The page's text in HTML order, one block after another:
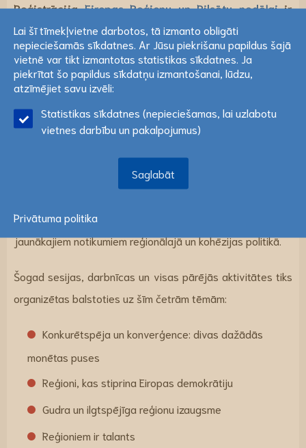
Lai šī tīmekļvietne darbotos, tā izmanto obligāti
nepieciešamās sīkdatnes. Ar Jūsu piekrišanu papildus šajā
vietnē var tikt izmantotas statistikas sīkdatnes. Ja
atzīmējiet savu izvēli:Lasīt vairāk
Saglabāt
ReģistrācijaEiropas Reģionu un Pilsētu nedēļaiir
atvērta! Tas ir lielākais ikgadējais pasākums, kas
veltīts reģioniem, pilsētām un Eiropas kohēzijas
politikai. Nedēļas laikā norisināsies ap 200 dažādu
sesiju, darbnīcu, kā arī būs sadarbības iespējas un
citas aktivitātes. Aicinām iepazīsties ar programmu
un pieteikties sev interesējošām sesijām.
Pasākuma laikā būs iespējams apmainīties ar idejām,
savu sadarbības tīklu un zināšanas, vienlaikus sekojot līdzi
jaunākajiem notikumiem reģionālajā un kohēzijas politikā.
Šogad sesijas, darbnīcas un visas pārējās aktivitātes tiks
organizētas balstoties uz šīm četrām tēmām:
Konkurētspēja un konverģence: divas dažādās
monētas puses
Reģioni, kas stiprina Eiropas demokrātiju
Gudra un ilgtspējīga reģionu izaugsme
Reģioniem ir talants
Lai šī tīmekļvietne darbotos, tā izmanto obligāti
nepieciešamās sīkdatnes. Ar Jūsu piekrišanu papildus šajā
vietnē var tikt izmantotas statistikas sīkdatnes. Ja
piekrītat šo papildus sīkdatņu izmantošanai, lūdzu,
atzīmējiet savu izvēli:
Statistikas sīkdatnes (nepieciešamas, lai uzlabotu
vietnes darbību un pakalpojumus)
Saglabāt
Privātuma politika